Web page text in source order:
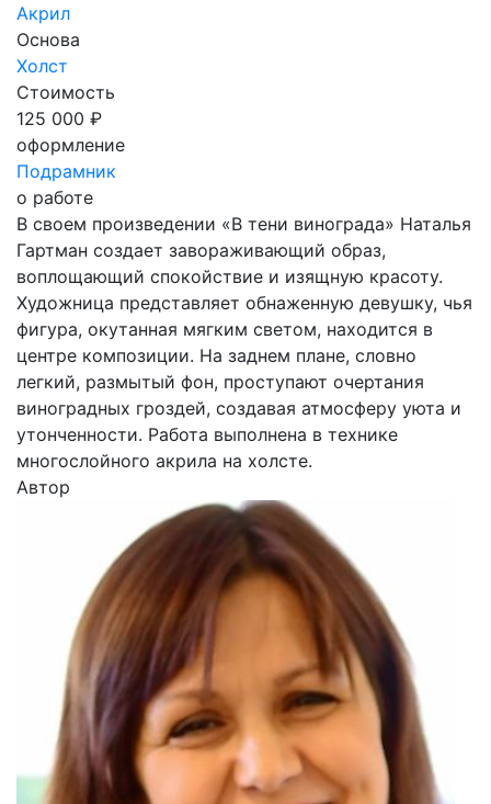
Акрил
Основа
Холст
Стоимость
125 000 ₽
оформление
Подрамник
о работе
В своем произведении «В тени винограда» Наталья
Гартман создает завораживающий образ,
воплощающий спокойствие и изящную красоту.
Художница представляет обнаженную девушку, чья
фигура, окутанная мягким светом, находится в
центре композиции. На заднем плане, словно
легкий, размытый фон, проступают очертания
виноградных гроздей, создавая атмосферу уюта и
утонченности. Работа выполнена в технике
многослойного акрила на холсте.
Автор